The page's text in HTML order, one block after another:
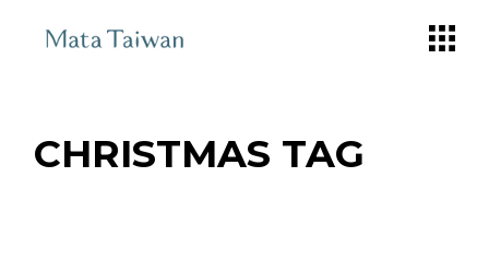
CHRISTMAS TAG